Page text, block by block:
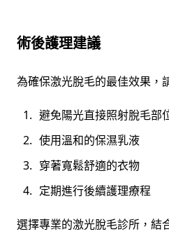
術後護理建議
為確保激光脫毛的最佳效果，
避免陽光直接照射脫毛部
使用溫和的保濕乳液
穿著寬鬆舒適的衣物
定期進行後續護理療程
選擇專業的激光脫毛診所，結